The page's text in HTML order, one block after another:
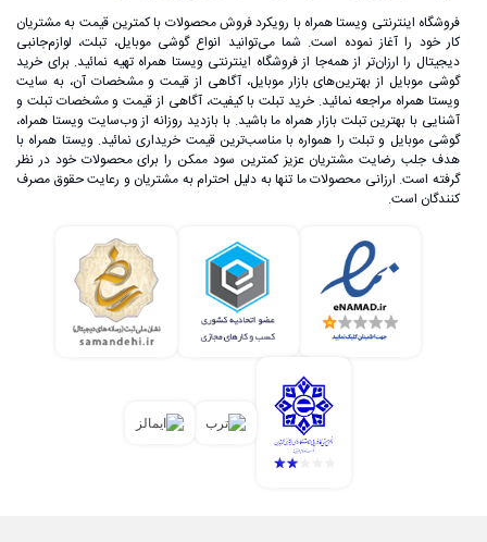
گوشی شیائومی در ایران
شرکت شیائومی با تولید گوشی‌های اقتصادی و باکیفیت توانسته
است به یکی از پرفروش‌ترین برندهای گوشی هوشمند در بازار
جهانی تبدیل شود؛ به طوری که امروزه برخی آن را اپل شرق
می‌نامند. دلیل این موضوع می‌تواند طراحی فوق‌العاده محصولات
تداعی‌کننده رابط کاربری iOS است.
فروشگاه اینترنتی ویستا همراه با رویکرد فروش محصولات با کمترین قیمت به مشتریان
کار خود را آغاز نموده است. شما می‌توانید انواع گوشی موبایل، تبلت، لوازم‌جانبی
دیجیتال را ارزان‌تر از همه‌جا از فروشگاه اینترنتی ویستا همراه تهیه نمائید. برای خرید
گوشی موبایل از بهترین‌های بازار موبایل، آگاهی از قیمت و مشخصات آن، به ‌سایت
ویستا همراه مراجعه نمائید. خرید تبلت با کیفیت، آگاهی از قیمت و مشخصات تبلت و
آشنایی با بهترین تبلت بازار همراه ما باشید. با بازدید روزانه از وب‌سایت ویستا همراه،
گوشی موبایل و تبلت را همواره با مناسب‌ترین قیمت خریداری نمائید. ویستا همراه با
هدف جلب رضایت مشتریان عزیز کمترین سود ممکن را برای محصولات خود در نظر
گرفته است. ارزانی محصولات ما تنها به دلیل احترام به مشتریان و رعایت حقوق مصرف
کنندگان است.